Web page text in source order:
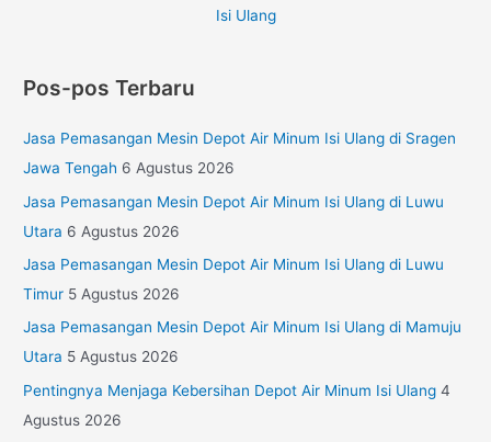
Pos-pos Terbaru
Jasa Pemasangan Mesin Depot Air Minum Isi Ulang di Sragen
Jawa Tengah 6 Agustus 2026
Jasa Pemasangan Mesin Depot Air Minum Isi Ulang di Luwu
Utara 6 Agustus 2026
Jasa Pemasangan Mesin Depot Air Minum Isi Ulang di Luwu
Timur 5 Agustus 2026
Jasa Pemasangan Mesin Depot Air Minum Isi Ulang di Mamuju
Utara 5 Agustus 2026
Pentingnya Menjaga Kebersihan Depot Air Minum Isi Ulang 4
Agustus 2026